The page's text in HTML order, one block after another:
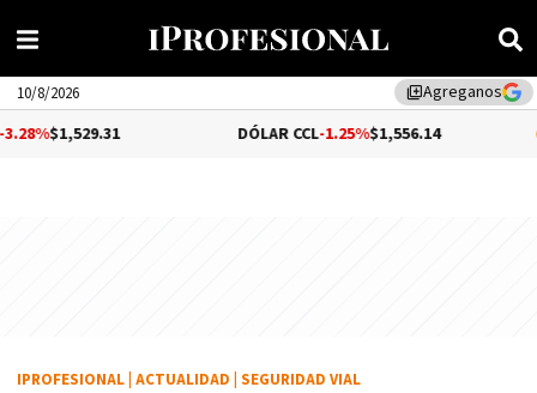
library_addAgreganos
10/8/2026
-1.25%$1,556.14
IPROFESIONAL ACTUALIDAD SEGURIDAD VIAL